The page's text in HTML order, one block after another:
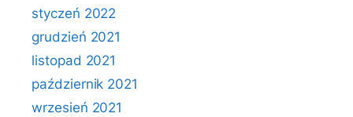
styczeń 2022
grudzień 2021
listopad 2021
październik 2021
wrzesień 2021